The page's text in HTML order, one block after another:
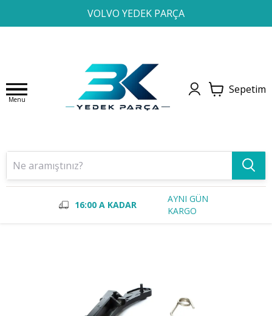
VOLVO YEDEK PARÇA
1 2 3 4
Menu
Sepetim
16:00 A KADAR
AYNI GÜN
KARGO